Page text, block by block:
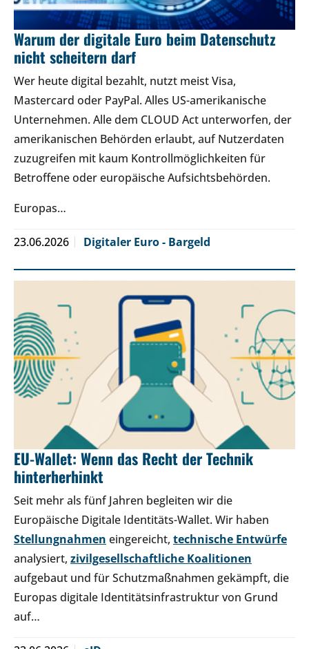
Warum der digitale Euro beim Datenschutz
nicht scheitern darf
Wer heute digital bezahlt, nutzt meist Visa,
Mastercard oder PayPal. Alles US-amerikanische
Unternehmen. Alle dem CLOUD Act unterworfen, der
amerikanischen Behörden erlaubt, auf Nutzerdaten
zuzugreifen mit kaum Kontrollmöglichkeiten für
Betroffene oder europäische Aufsichtsbehörden.
Europas…
23.06.2026 Digitaler Euro - Bargeld
EU-Wallet: Wenn das Recht der Technik
hinterherhinkt
Seit mehr als fünf Jahren begleiten wir die
Europäische Digitale Identitäts-Wallet. Wir haben
Stellungnahmen eingereicht, technische Entwürfe
analysiert, zivilgesellschaftliche Koalitionen
aufgebaut und für Schutzmaßnahmen gekämpft, die
Europas digitale Identitätsinfrastruktur von Grund
auf…